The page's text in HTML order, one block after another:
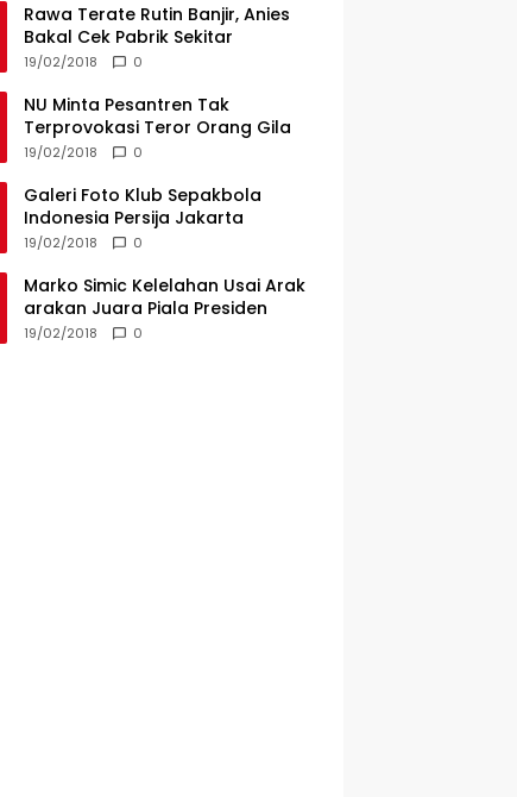
Rawa Terate Rutin Banjir, Anies
Bakal Cek Pabrik Sekitar
19/02/2018 0
NU Minta Pesantren Tak
Terprovokasi Teror Orang Gila
19/02/2018 0
Galeri Foto Klub Sepakbola
Indonesia Persija Jakarta
19/02/2018 0
Marko Simic Kelelahan Usai Arak
arakan Juara Piala Presiden
19/02/2018 0